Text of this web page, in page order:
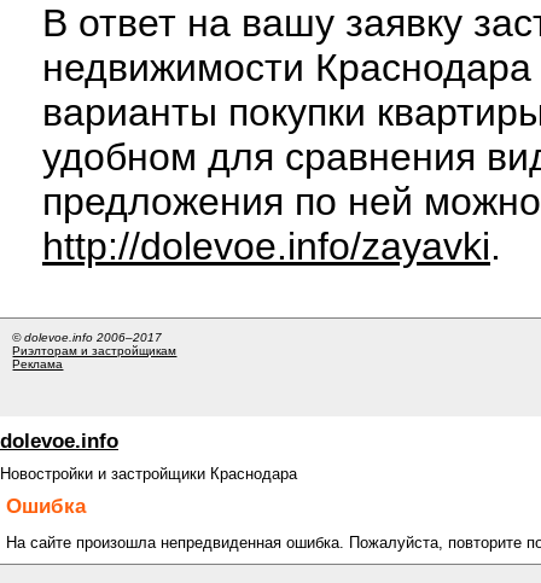
В ответ на вашу заявку
недвижимости
варианты покупки
удобном для сравнения
предложения по ней
http://dolevoe.info/zayavki.
© dolevoe.info 2006–2017
Риэлторам и застройщикам
Реклама
dolevoe.info
Новостройки и застройщики Краснодара
Ошибка
На сайте произошла непредвиденная ошибка. Пожалуйста, повторите